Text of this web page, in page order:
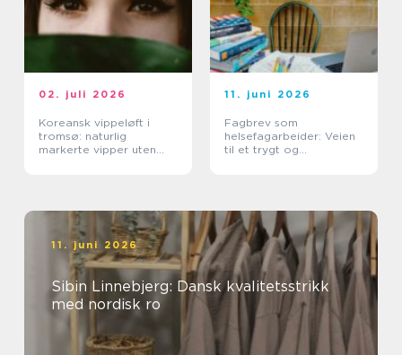
02. juli 2026
Koreansk vippeløft i
tromsø: naturlig
markerte vipper uten
11. juni 2026
Fagbrev som
helsefagarbeider: Veien
til et trygt og
11. juni 2026
Sibin Linnebjerg: Dansk kvalitetsstrikk
med nordisk ro